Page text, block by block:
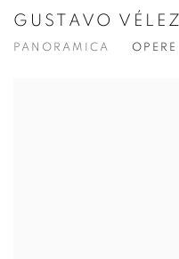
GUSTAVO VÉLEZ
PANORAMICA OPERE